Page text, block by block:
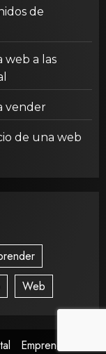
de
web a las
vender
de una web
Web
Emprender